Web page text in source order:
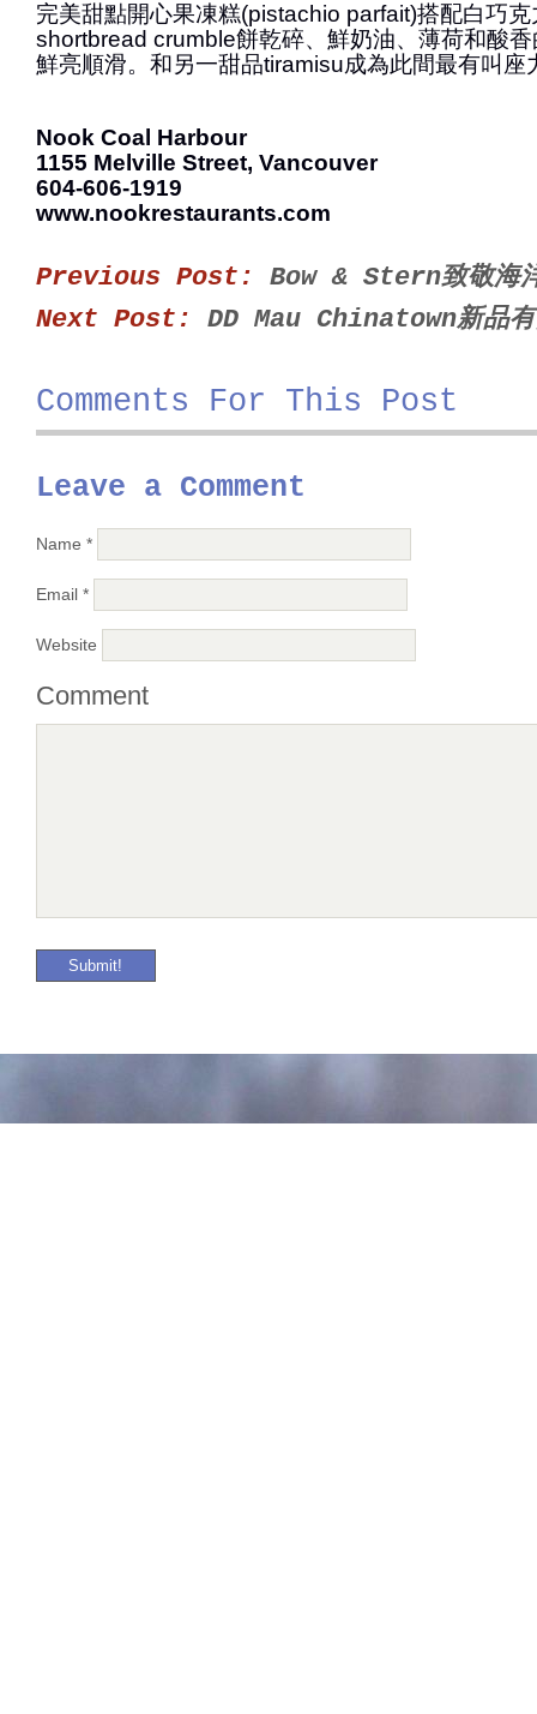
完美甜點開心果凍糕(pistachio parfait)搭配白巧
shortbread crumble餅乾碎、鮮奶油、薄荷和酸
鮮亮順滑。和另一甜品tiramisu成為此間最有叫座
Nook Coal Harbour
1155 Melville Street, Vancouver
604-606-1919
www.nookrestaurants.com
Previous Post: Bow & Stern致敬海
Next Post: DD Mau Chinatown新品
Comments For This Post
Leave a Comment
Name *
Email *
Website
Comment